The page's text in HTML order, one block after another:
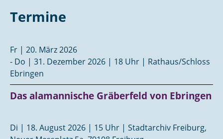
Termine
Fr | 20. März 2026
- Do | 31. Dezember 2026 | 18 Uhr | Rathaus/Schloss
Ebringen
Das alamannische Gräberfeld von Ebringen
Di | 18. August 2026 | 15 Uhr | Stadtarchiv Freiburg,